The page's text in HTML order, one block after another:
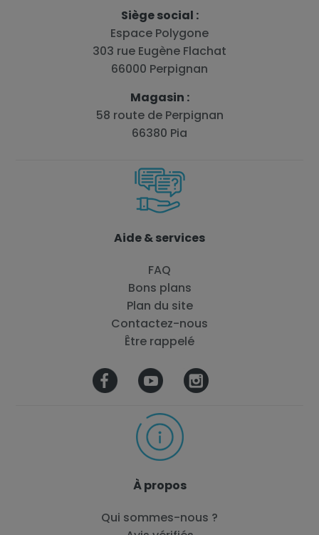
Siège social :
Espace Polygone
303 rue Eugène Flachat
66000 Perpignan
Magasin :
58 route de Perpignan
66380 Pia
Aide & services
FAQ
Bons plans
Plan du site
Contactez-nous
Être rappelé
À propos
Qui sommes-nous ?